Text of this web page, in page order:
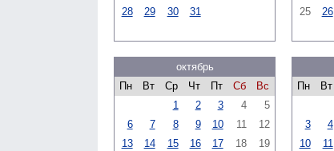
28
29 30 31
25
26
октябрь
Пн
Вт Ср Чт Пт Сб
Вс
1
2 3 4
5
6
7 8 9 10 11
12
13
14 15 16 17 18
19
Пн
Вт
3
4
10
11